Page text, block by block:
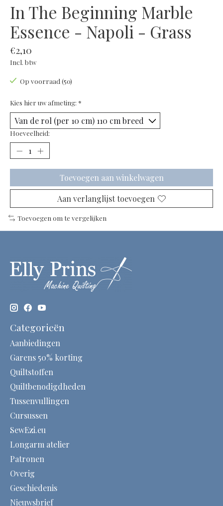
In The Beginning Marble
Essence - Napoli - Grass
€2,10
Incl. btw
Op voorraad (50)
Kies hier uw afmeting: *
Hoeveelheid:
Toevoegen aan winkelwagen
Aan verlanglijst toevoegen
Toevoegen om te vergelijken
Categorieën
Aanbiedingen
Garens 50% korting
Quiltstoffen
Quiltbenodigdheden
Tussenvullingen
Cursussen
SewEzi.eu
Longarm atelier
Patronen
Overig
Geschiedenis
Nieuwsbrief